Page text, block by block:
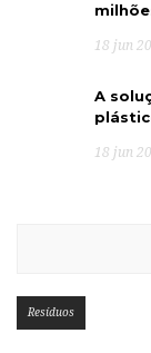
18 jun
A
18 jun
Resíduos